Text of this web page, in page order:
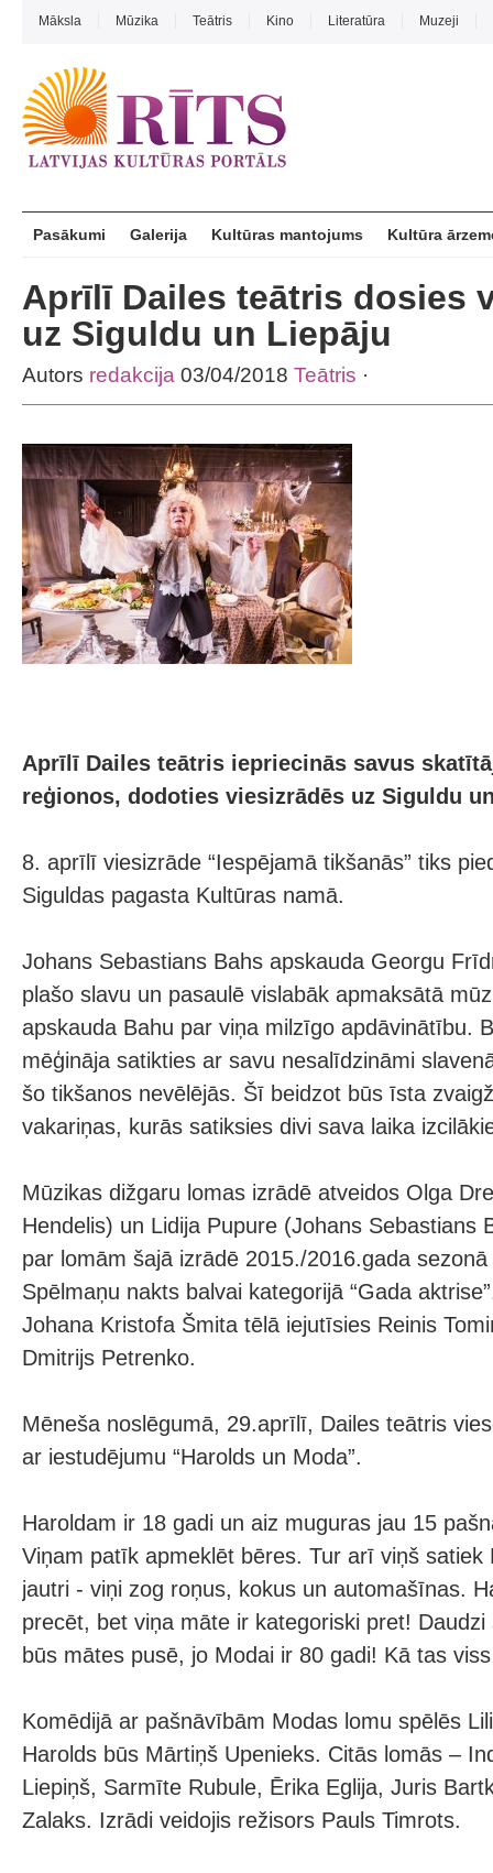
Māksla Mūzika Teātris Kino Literatūra Muzeji
Pasākumi Galerija Kultūras mantojums Kultūra
Aprīlī Dailes teātris dosies
uz Siguldu un Liepāju
Autors redakcija 03/04/2018 Teātris ·
Aprīlī Dailes teātris iepriecinās savus
reģionos, dodoties viesizrādēs uz Siguldu
8. aprīlī viesizrāde “Iespējamā tikšanās” tiks
Siguldas pagasta Kultūras namā.
Johans Sebastians Bahs apskauda Georgu
plašo slavu un pasaulē vislabāk apmaksātā
apskauda Bahu par viņa milzīgo apdāvinātību.
mēģināja satikties ar savu nesalīdzināmi
šo tikšanos nevēlējās. Šī beidzot būs īsta
vakariņas, kurās satiksies divi sava laika
Mūzikas dižgaru lomas izrādē atveidos Olga
Hendelis) un Lidija Pupure (Johans Sebastians
par lomām šajā izrādē 2015./2016.gada
Spēlmaņu nakts balvai kategorijā “Gada
Johana Kristofa Šmita tēlā iejutīsies Reinis
Dmitrijs Petrenko.
Mēneša noslēgumā, 29.aprīlī, Dailes teātris
ar iestudējumu “Harolds un Moda”.
Haroldam ir 18 gadi un aiz muguras jau 15
Viņam patīk apmeklēt bēres. Tur arī viņš satiek
jautri - viņi zog roņus, kokus un automašīnas.
precēt, bet viņa māte ir kategoriski pret!
būs mātes pusē, jo Modai ir 80 gadi! Kā tas
Komēdijā ar pašnāvībām Modas lomu spēlēs
Harolds būs Mārtiņš Upenieks. Citās lomās –
Liepiņš, Sarmīte Rubule, Ērika Eglija, Juris
Zalaks. Izrādi veidojis režisors Pauls Timrots.